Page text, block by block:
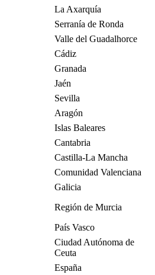
La Axarquía
Serranía de Ronda
Valle del Guadalhorce
Cádiz
Granada
Jaén
Sevilla
Aragón
Islas Baleares
Cantabria
Castilla-La Mancha
Comunidad Valenciana
Galicia
Región de Murcia
País Vasco
Ciudad Autónoma de
Ceuta
España